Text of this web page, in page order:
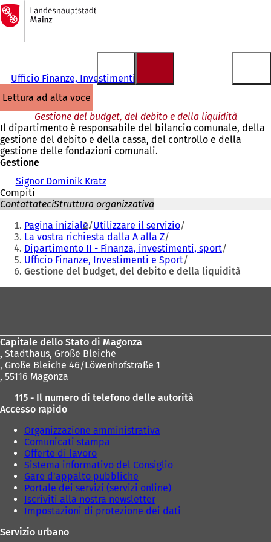
Vai al contenuto
Alla
pagina
iniziale
Ufficio Finanze, Investimenti e Sport
lettura ad alta voce
Gestione del budget, del debito e della liquidità
Il dipartimento è responsabile del bilancio comunale, della
gestione del debito e della cassa, del controllo e della
gestione delle fondazioni comunali.
Gestione
Signor Dominik Kratz
Compiti
ContattateciStruttura organizzativa
Siete
qui:
Pagina iniziale Utilizzare il servizio
La vostra richiesta dalla A alla Z
Dipartimento II - Finanza, investimenti, sport
Ufficio Finanze, Investimenti e Sport
Gestione del budget, del debito e della liquidità
Capitale dello Stato di Magonza
, Stadthaus, Große Bleiche
, Große Bleiche 46/Löwenhofstraße 1
, 55116 Magonza
115 - Il numero di telefono delle autorità
Accesso rapido
Organizzazione amministrativa
Comunicati stampa
Offerte di lavoro
Sistema informativo del Consiglio
Gare d'appalto pubbliche
Portale dei servizi (servizi online)
Iscriviti alla nostra newsletter
Impostazioni di protezione dei dati
Servizio urbano